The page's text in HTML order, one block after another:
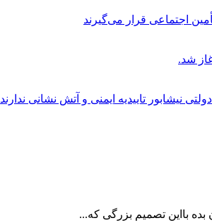
اجتماعی قرار می‌گیرند
شد.
نیشابور تاییدیه ایمنی و آتش نشانی ندارند
بااین تصمیم بزرگی که...